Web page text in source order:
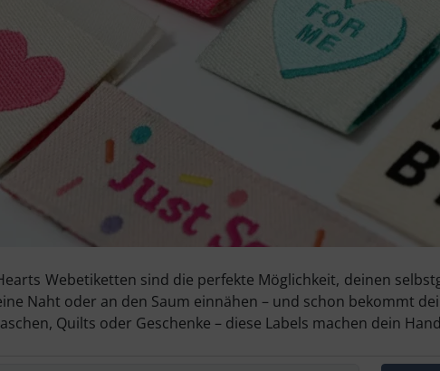
Webetiketten sind die perfekte Möglichkeit, deinen
Naht oder an den Saum einnähen – und schon bekommt
Quilts oder Geschenke – diese Labels machen dein